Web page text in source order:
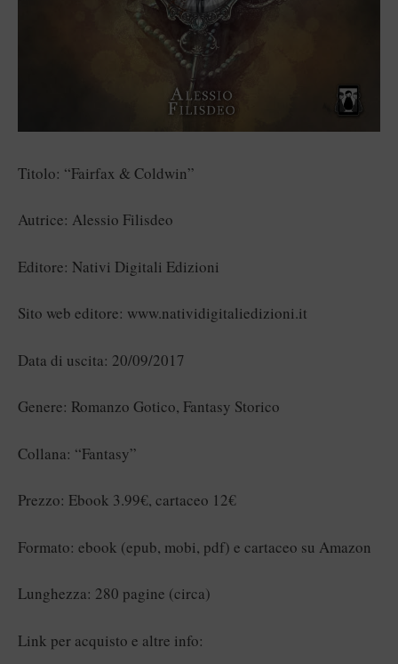
Titolo: “Fairfax & Coldwin”
Autrice: Alessio Filisdeo
Editore: Nativi Digitali Edizioni
Sito web editore: www.natividigitaliedizioni.it
Data di uscita: 20/09/2017
Genere: Romanzo Gotico, Fantasy Storico
Collana: “Fantasy”
Prezzo: Ebook 3.99€, cartaceo 12€
Formato: ebook (epub, mobi, pdf) e cartaceo su Amazon
Lunghezza: 280 pagine (circa)
Link per acquisto e altre info: